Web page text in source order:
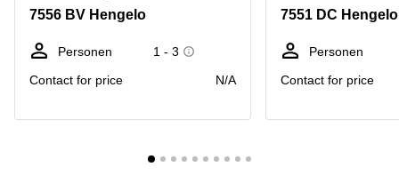
Hengelo
Hilversum
Hoofddorp
Reeuwijk
Business
Arnhem
7556 BV Hengelo
Personen
1 - 3
Contact for price
N/A
7551 DC Hengelo
Personen
Contact for price